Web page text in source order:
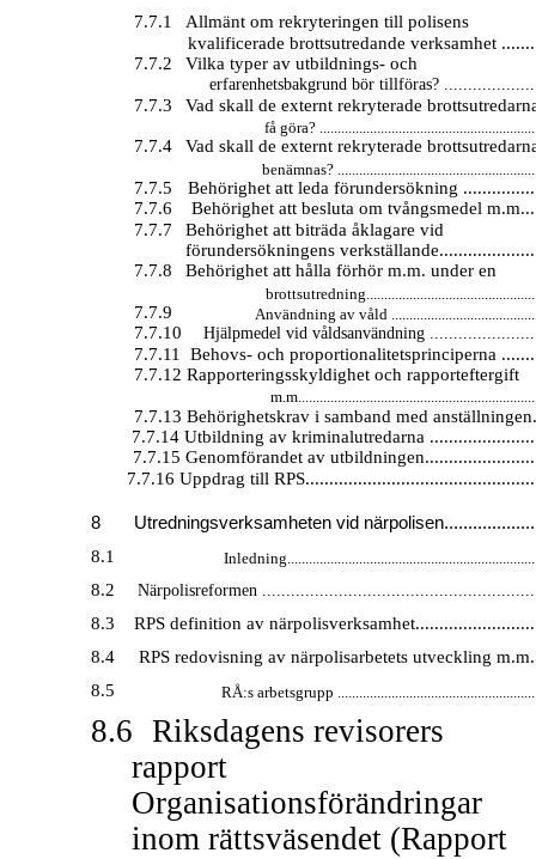
7.7.1
Allmänt om rekryteringen till polisens
kvalificerade brottsutredande verksamhet
7.7.2
Vilka typer av utbildnings- och
erfarenhetsbakgrund bör tillföras?
7.7.3 Vad skall de externt rekryterade
få göra?
7.7.4 Vad skall de externt rekryterade
benämnas?
7.7.5
Behörighet att leda förundersökning
7.7.6
Behörighet att besluta om tvångsmedel
7.7.7
Behörighet att biträda åklagare vid
förundersökningens
7.7.8
Behörighet att hålla förhör m.m. under en
7.7.9 Användning av våld
7.7.10 Hjälpmedel vid våldsanvändning
7.7.11
Behovs- och proportionalitetsprinciperna
7.7.12 Rapporteringsskyldighet och rapporteftergift
7.7.13 Behörighetskrav i samband med
7.7.14 Utbildning av kriminalutredarna
7.7.15 Genomförandet av
7.7.16 Uppdrag till
8 Utredningsverksamheten vid
8.1
8.2 Närpolisreformen
8.3
RPS definition av
8.4
RPS redovisning av närpolisarbetets utveckling
8.5
RÅ:s arbetsgrupp
8.6 Riksdagens revisorers
rapport
Organisationsförändringar
inom rättsväsendet (Rapport